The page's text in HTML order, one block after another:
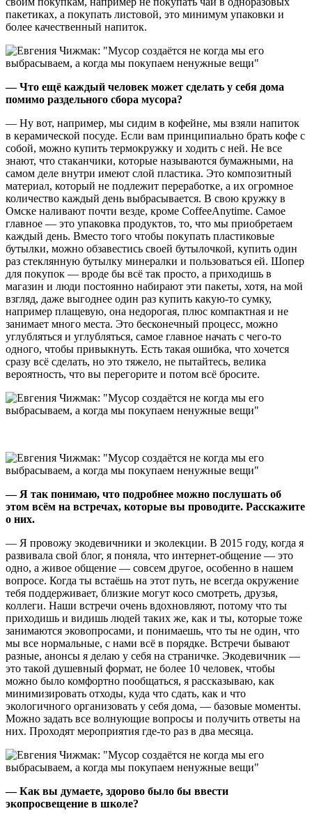
пакетиках, а покупать листовой, это минимум упаковки и
более качественный напиток.
— Что ещё каждый человек может сделать у себя дома
помимо раздельного сбора мусора?
— Ну вот, например, мы сидим в кофейне, мы взяли напиток
в керамической посуде. Если вам принципиально брать кофе с
собой, можно купить термокружку и ходить с ней. Не все
знают, что стаканчики, которые называются бумажными, на
самом деле внутри имеют слой пластика. Это композитный
материал, который не подлежит переработке, а их огромное
количество каждый день выбрасывается. В свою кружку в
Омске наливают почти везде, кроме CoffeeAnytime. Самое
главное — это упаковка продуктов, то, что мы приобретаем
каждый день. Вместо того чтобы покупать пластиковые
бутылки, можно обзавестись своей бутылочкой, купить один
раз стеклянную бутылку минералки и пользоваться ей. Шопер
для покупок — вроде бы всё так просто, а приходишь в
магазин и люди постоянно набирают эти пакеты, хотя, на мой
взгляд, даже выгоднее один раз купить какую-то сумку,
например плащевую, она недорогая, плюс компактная и не
занимает много места. Это бесконечный процесс, можно
углубляться и углубляться, самое главное начать с чего-то
одного, чтобы привыкнуть. Есть такая ошибка, что хочется
сразу всё сделать, но это тяжело, не пытайтесь, велика
вероятность, что вы перегорите и потом всё бросите.
— Я так понимаю, что подробнее можно послушать об
этом всём на встречах, которые вы проводите. Расскажите
о них.
— Я провожу экодевичники и эколекции. В 2015 году, когда я
развивала свой блог, я поняла, что интернет-общение — это
одно, а живое общение — совсем другое, особенно в нашем
вопросе. Когда ты встаёшь на этот путь, не всегда окружение
тебя поддерживает, близкие могут косо смотреть, друзья,
коллеги. Наши встречи очень вдохновляют, потому что ты
приходишь и видишь людей таких же, как и ты, которые тоже
занимаются эковопросами, и понимаешь, что ты не один, что
мы все нормальные, с нами всё в порядке. Встречи бывают
разные, анонсы я делаю у себя на страничке. Экодевичник —
это такой душевный формат, не более 10 человек, чтобы
можно было комфортно пообщаться, я рассказываю, как
минимизировать отходы, куда что сдать, как и что
экологичного организовать у себя дома, — базовые моменты.
Можно задать все волнующие вопросы и получить ответы на
них. Проходят мероприятия где-то раз в два месяца.
— Как вы думаете, здорово было бы ввести
экопросвещение в школе?